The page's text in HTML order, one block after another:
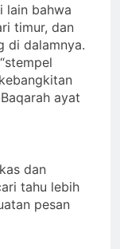
lain bahwa
timur, dan
di dalamnya.
ayat
dan
tahu lebih
pesan